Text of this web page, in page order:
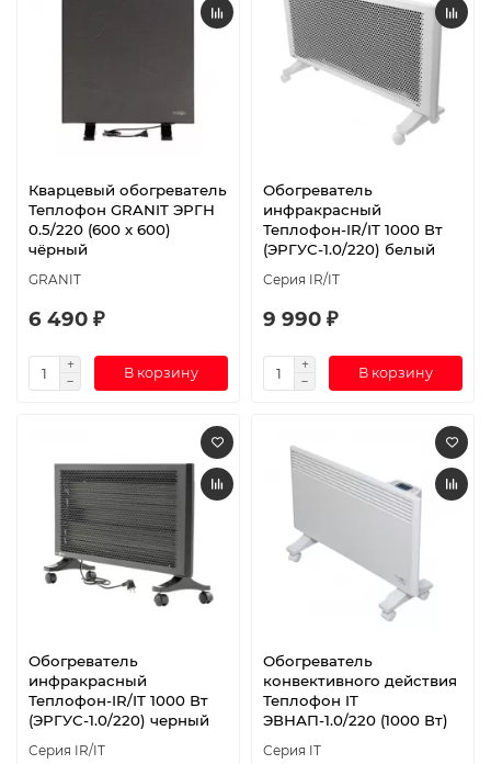
Кварцевый обогреватель
Теплофон GRANIT ЭРГН
0.5/220 (600 х 600)
чёрный
GRANIT
6 490 ₽
В корзину
Обогреватель
инфракрасный
Теплофон-IR/IT 1000 Вт
(ЭРГУС-1.0/220) белый
Серия IR/IT
9 990 ₽
В корзину
Обогреватель
инфракрасный
Теплофон-IR/IT 1000 Вт
(ЭРГУС-1.0/220) черный
Серия IR/IT
Обогреватель
конвективного действия
Теплофон IT
ЭВНАП-1.0/220 (1000 Вт)
Серия IT